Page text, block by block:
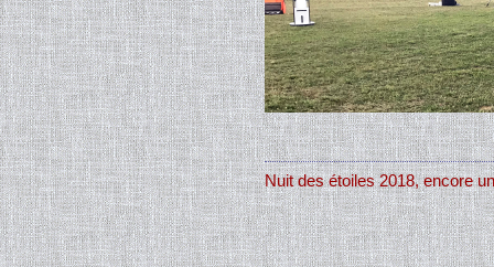
Nuit des étoiles 2018, encore